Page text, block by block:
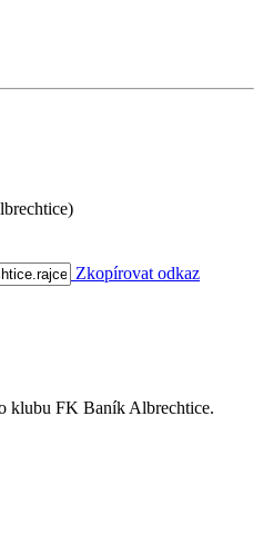
Zkopírovat odkaz
klubu FK Baník Albrechtice.